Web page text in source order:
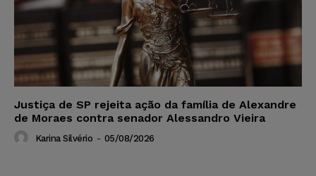
Justiça de SP rejeita ação da família de Alexandre
de Moraes contra senador Alessandro Vieira
Karina Silvério - 05/08/2026